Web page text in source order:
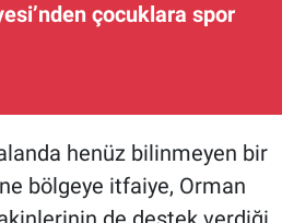
çocuklara spor
henüz bilinmeyen bir
bölgeye itfaiye, Orman